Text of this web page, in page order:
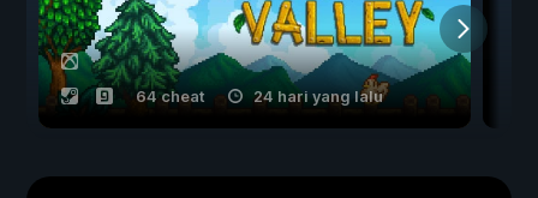
64 cheat 24 hari yang lalu